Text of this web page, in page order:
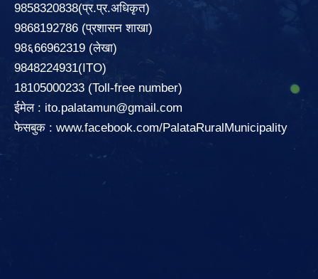
9858320838(प्र.प्र.अधिकृत)
9868192786 (प्रशासन शाखा)
98६66962319 (लेखा)
9848224931(ITO)
18105000233 (Toll-free number)
ईमेल : ito.palatamun@gmail.com
फेसबुक : www.facebook.com/PalataRuralMunicipality